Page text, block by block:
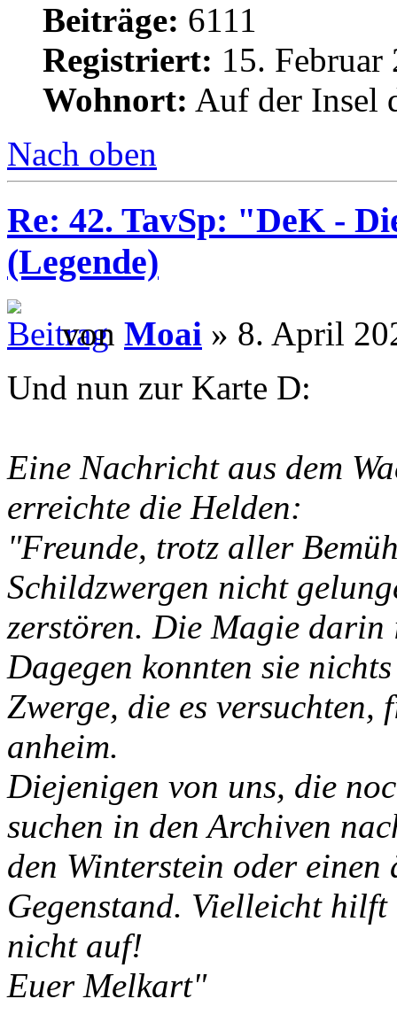
Beiträge: 6111
Registriert: 15.
Wohnort: Auf der Insel
Nach oben
Re: 42. TavSp: "DeK -
(Legende)
von Moai » 8. April
Und nun zur Karte D:
Eine Nachricht aus dem
erreichte die Helden:
"Freunde, trotz aller
Schildzwergen nicht
zerstören. Die Magie darin
Dagegen konnten sie
Zwerge, die es versuchten,
anheim.
Diejenigen von uns, die
suchen in den Archiven
den Winterstein oder einen
Gegenstand. Vielleicht hilft
nicht auf!
Euer Melkart"